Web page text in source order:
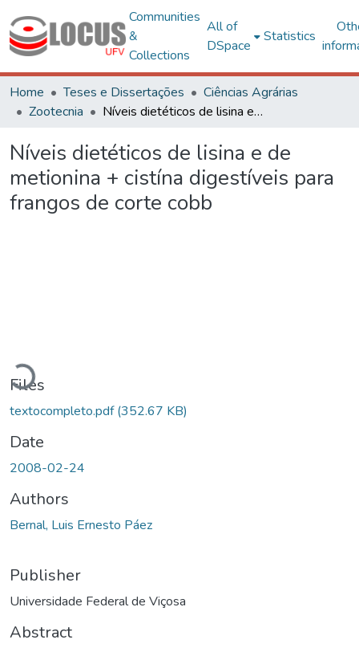
Communities
&
Collections
All of
DSpace
Statistics
Home Teses e Dissertações
Ciências Agrárias
Zootecnia
Níveis dietéticos de lisina e de metionina + cistína digestíveis para frangos de corte cobb
Níveis dietéticos de lisina e de
metionina + cistína digestíveis para
frangos de corte cobb
Loading...
Files
textocompleto.pdf(352.67 KB)
Date
2008-02-24
Authors
Bernal, Luis Ernesto Páez
Publisher
Universidade Federal de Viçosa
Abstract